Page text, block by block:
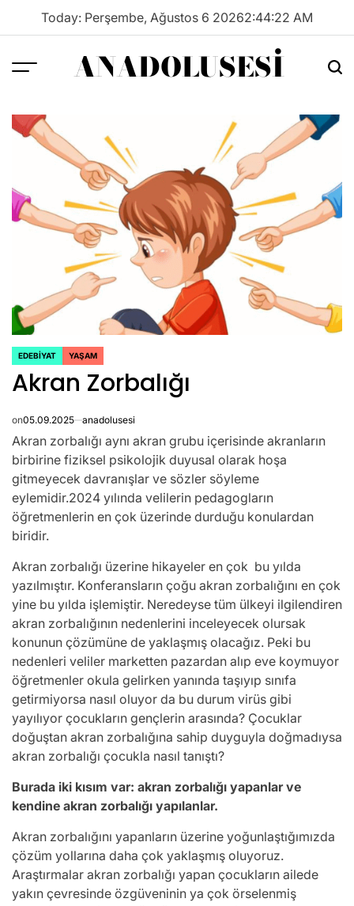
Today: Perşembe, Ağustos 6 20262:44:22 AM
Menu ANADOLUSESI
POSTED
IN
EDEBIYAT YAŞAM
Akran Zorbalığı
on05.09.2025 anadolusesi
Akran zorbalığı aynı akran grubu içerisinde akranların
birbirine fiziksel psikolojik duyusal olarak hoşa
gitmeyecek davranışlar ve sözler söyleme
eylemidir.2024 yılında velilerin pedagogların
öğretmenlerin en çok üzerinde durduğu konulardan
biridir.
Akran zorbalığı üzerine hikayeler en çok bu yılda
yazılmıştır. Konferansların çoğu akran zorbalığını en çok
yine bu yılda işlemiştir. Neredeyse tüm ülkeyi ilgilendiren
akran zorbalığının nedenlerini inceleyecek olursak
konunun çözümüne de yaklaşmış olacağız. Peki bu
nedenleri veliler marketten pazardan alıp eve koymuyor
öğretmenler okula gelirken yanında taşıyıp sınıfa
getirmiyorsa nasıl oluyor da bu durum virüs gibi
yayılıyor çocukların gençlerin arasında? Çocuklar
doğuştan akran zorbalığına sahip duyguyla doğmadıysa
akran zorbalığı çocukla nasıl tanıştı?
Burada iki kısım var: akran zorbalığı yapanlar ve
kendine akran zorbalığı yapılanlar.
Akran zorbalığını yapanların üzerine yoğunlaştığımızda
çözüm yollarına daha çok yaklaşmış oluyoruz.
Araştırmalar akran zorbalığı yapan çocukların ailede
yakın çevresinde özgüveninin ya çok örselenmiş